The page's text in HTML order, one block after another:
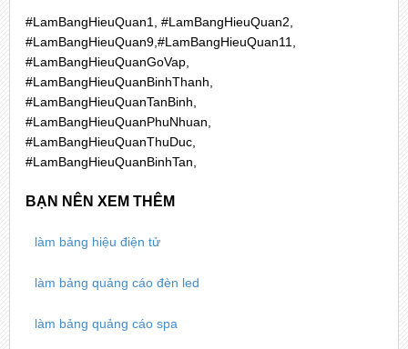
#LamBangHieuQuan1, #LamBangHieuQuan2,
#LamBangHieuQuan9,#LamBangHieuQuan11,
#LamBangHieuQuanGoVap,
#LamBangHieuQuanBinhThanh,
#LamBangHieuQuanTanBinh,
#LamBangHieuQuanPhuNhuan,
#LamBangHieuQuanThuDuc,
#LamBangHieuQuanBinhTan,
BẠN NÊN XEM THÊM
làm bảng hiệu điện tử
làm bảng quảng cáo đèn led
làm bảng quảng cáo spa